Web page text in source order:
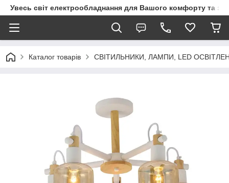
Увесь світ електрообладнання для Вашого комфорту та
Каталог товарів СВІТИЛЬНИКИ, ЛАМПИ, LED